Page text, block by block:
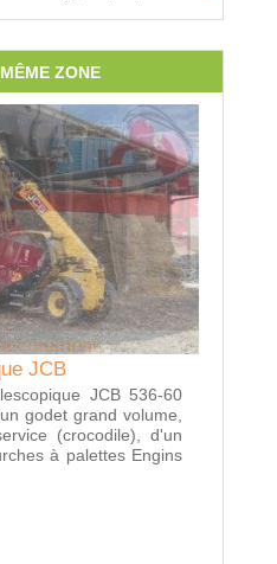
ZONE
JCB
JCB 536-60
godet grand volume,
(crocodile), d'un
à palettes Engins